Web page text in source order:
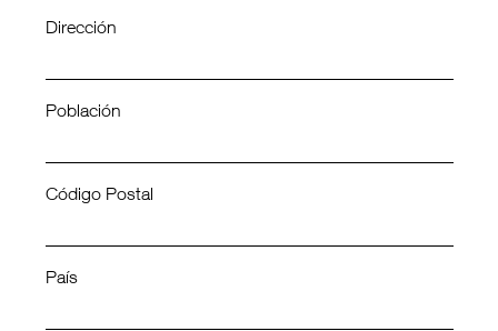
Dirección
Población
Código Postal
País